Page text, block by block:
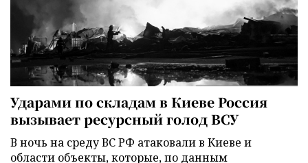
Ударами по складам в Киеве Россия
вызывает ресурсный голод ВСУ
В ночь на среду ВС РФ атаковали в Киеве и
области объекты, которые, по данным